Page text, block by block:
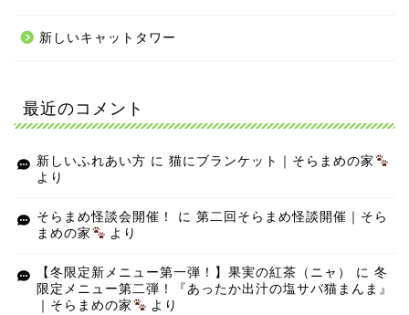
新しいキャットタワー
最近のコメント
新しいふれあい方 に 猫にブランケット｜そらまめの家
より
そらまめ怪談会開催！ に 第二回そらまめ怪談開催｜そら
まめの家
より
【冬限定新メニュー第一弾！】果実の紅茶（ニャ） に 冬
限定メニュー第二弾！『あったか出汁の塩サバ猫まんま』
｜そらまめの家
より